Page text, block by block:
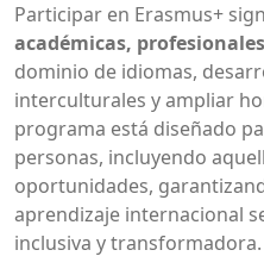
Participar en Erasmus+
académicas,
dominio de idiomas,
interculturales y ampliar
programa está diseñado
personas, incluyendo
oportunidades,
aprendizaje internacional
inclusiva y transformadora.